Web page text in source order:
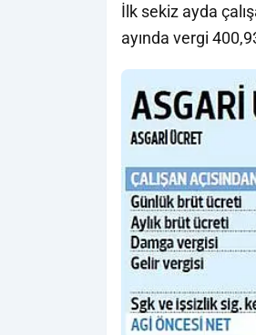
İlk sekiz ayda
ayında vergi